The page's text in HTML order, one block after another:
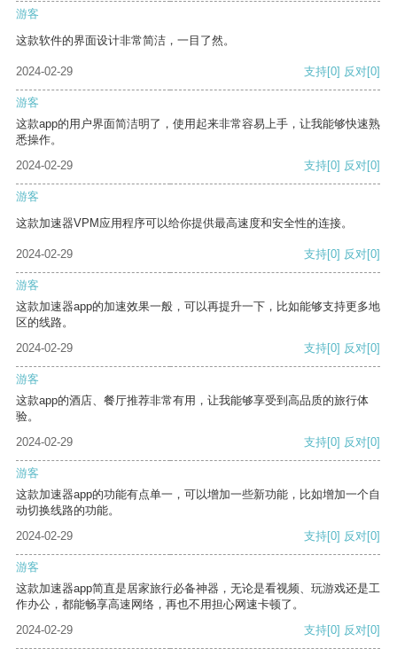
游客
这款软件的界面设计非常简洁，一目了然。
2024-02-29 支持[0] 反对[0]
游客
这款app的用户界面简洁明了，使用起来非常容易上手，让我能够快速熟
悉操作。
2024-02-29
支持[0] 反对[0]
游客
这款加速器VPM应用程序可以给你提供最高速度和安全性的连接。
2024-02-29 支持[0] 反对[0]
游客
这款加速器app的加速效果一般，可以再提升一下，比如能够支持更多地
区的线路。
2024-02-29
支持[0] 反对[0]
游客
这款app的酒店、餐厅推荐非常有用，让我能够享受到高品质的旅行体
验。
2024-02-29
支持[0] 反对[0]
游客
这款加速器app的功能有点单一，可以增加一些新功能，比如增加一个自
动切换线路的功能。
2024-02-29
支持[0] 反对[0]
游客
这款加速器app简直是居家旅行必备神器，无论是看视频、玩游戏还是工
作办公，都能畅享高速网络，再也不用担心网速卡顿了。
2024-02-29
支持[0] 反对[0]